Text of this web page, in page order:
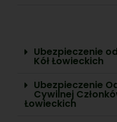
Ubezpieczenie
Kół Łowieckich
Ubezpieczenie
Cywilnej
Łowieckich